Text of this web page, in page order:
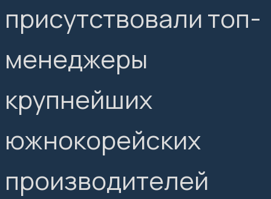
присутствовали топ-
менеджеры
крупнейших
южнокорейских
производителей